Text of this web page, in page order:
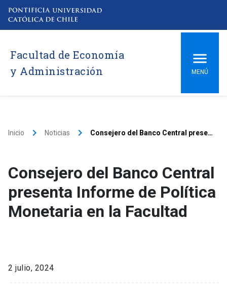
Facultad de Economía
y Administración
MENÚ
Inicio keyboard_arrow_right Noticias keyboard_arrow_right Consejero del Banco Central presenta Informe de Política Monetaria en la Facultad
Consejero del Banco Central
presenta Informe de Política
Monetaria en la Facultad
2 julio, 2024